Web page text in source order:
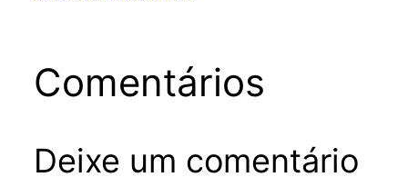
Comentários
Deixe um comentário